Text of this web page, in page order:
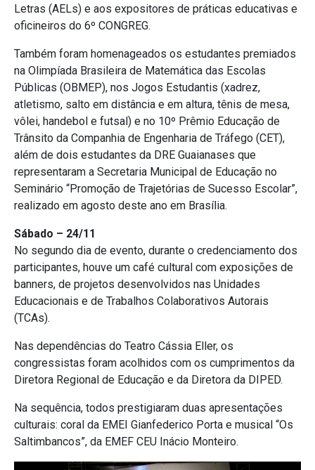
Letras (AELs) e aos expositores de práticas educativas e
oficineiros do 6º CONGREG.
Também foram homenageados os estudantes premiados
na Olimpíada Brasileira de Matemática das Escolas
Públicas (OBMEP), nos Jogos Estudantis (xadrez,
atletismo, salto em distância e em altura, tênis de mesa,
vôlei, handebol e futsal) e no 10º Prêmio Educação de
Trânsito da Companhia de Engenharia de Tráfego (CET),
além de dois estudantes da DRE Guaianases que
representaram a Secretaria Municipal de Educação no
Seminário “Promoção de Trajetórias de Sucesso Escolar”,
realizado em agosto deste ano em Brasília.
Sábado – 24/11
No segundo dia de evento, durante o credenciamento dos
participantes, houve um café cultural com exposições de
banners, de projetos desenvolvidos nas Unidades
Educacionais e de Trabalhos Colaborativos Autorais
(TCAs).
Nas dependências do Teatro Cássia Eller, os
congressistas foram acolhidos com os cumprimentos da
Diretora Regional de Educação e da Diretora da DIPED.
Na sequência, todos prestigiaram duas apresentações
culturais: coral da EMEI Gianfederico Porta e musical “Os
Saltimbancos”, da EMEF CEU Inácio Monteiro.